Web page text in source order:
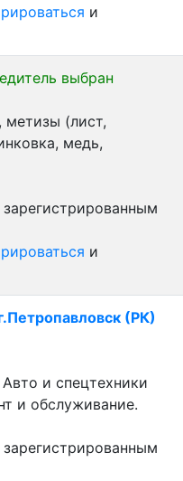
и
выбран
метизы (лист,
медь,
и
(РК)
и спецтехники
и обслуживание.